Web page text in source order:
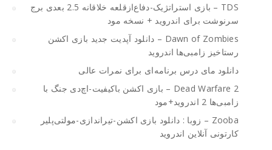
TDS – بازی استراتژیک-دفاع‌از‌قلعه خلاقانه 2.5 بعدی برج
سرنوشت برای اندروید + نسخه مود
Dawn of Zombies – دانلود آپدیت جدید بازی اکشن
رستاخیز زامبی‌ها اندروید
دانلود مای درس برنامه‌ای برای نمرات عالی
Dead Warfare 2 – بازی اکشن باکیفیت-اچ‌دی جنگ با
زامبی‌ها 2 اندروید+مود
Zooba – زوبا : دانلود بازی اکشن-تیراندازی-مولتی‌پلیر
کارتونی آنلاین اندروید